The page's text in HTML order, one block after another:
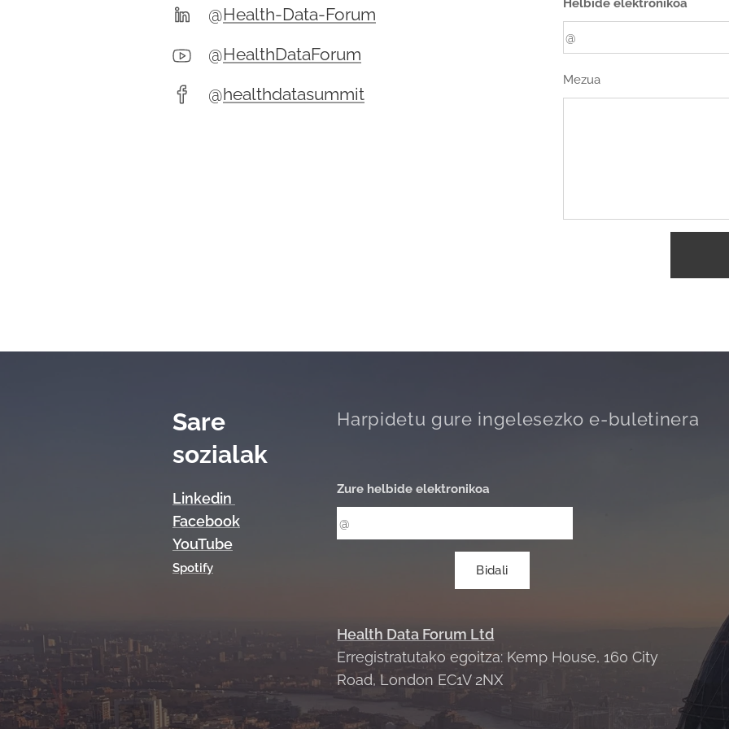
@Health-Data-Forum
@HealthDataForum
@healthdatasummit
Helbide elektronikoa
Mezua
Sare
sozialak
Linkedin
Facebook
YouTube
Spotify
Harpidetu gure ingelesezko e-buletinera
Zure helbide elektronikoa
Bidali
Health Data Forum Ltd
Erregistratutako egoitza: Kemp House, 160 City
Road, London EC1V 2NX